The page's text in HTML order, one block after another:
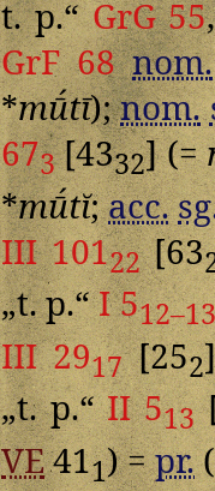
t. p.“GrG 55
GrF 68 nom.
*mū́tī);nom.
673[4332] (=
*mū́tĭ;acc.
III 10122[63
„t. p.“I 512–13
III 2917[252
„t. p.“II 513
VE411) =pr.